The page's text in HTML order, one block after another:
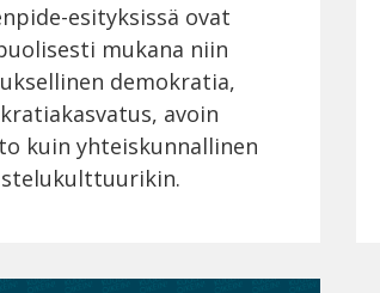
esityksissä ovat
mukana niin
demokratia,
avoin
kuin yhteiskunnallinen